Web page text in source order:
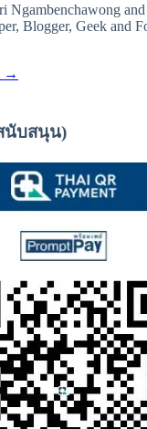
Ngambenchawong and
Blogger, Geek and
→
นับสนุน)